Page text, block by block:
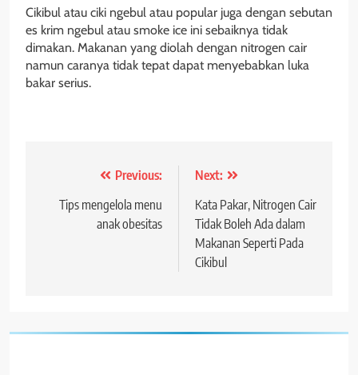
Cikibul atau ciki ngebul atau popular juga dengan sebutan
es krim ngebul atau smoke ice ini sebaiknya tidak
dimakan. Makanan yang diolah dengan nitrogen cair
namun caranya tidak tepat dapat menyebabkan luka
bakar serius.
navigation
Previous:
Tips mengelola menu
anak obesitas
Next:
Kata Pakar, Nitrogen Cair
Tidak Boleh Ada dalam
Makanan Seperti Pada
Cikibul